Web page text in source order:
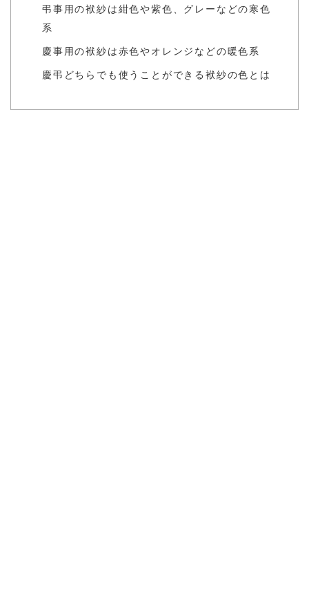
弔事用の袱紗は紺色や紫色、グレーなどの寒色
系
慶事用の袱紗は赤色やオレンジなどの暖色系
慶弔どちらでも使うことができる袱紗の色とは